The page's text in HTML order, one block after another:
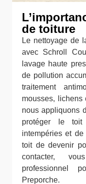
de toiture
Le nettoyage de
avec Schroll
lavage haute
de pollution
traitement
mousses, lichens
nous appliquons
protéger le
intempéries et
toit de devenir
contacter,
professionnel
Preporche.